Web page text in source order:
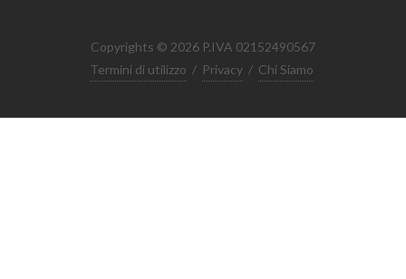
Copyrights © 2026 P.IVA 02152490567
Termini di utilizzo / Privacy / Chi Siamo